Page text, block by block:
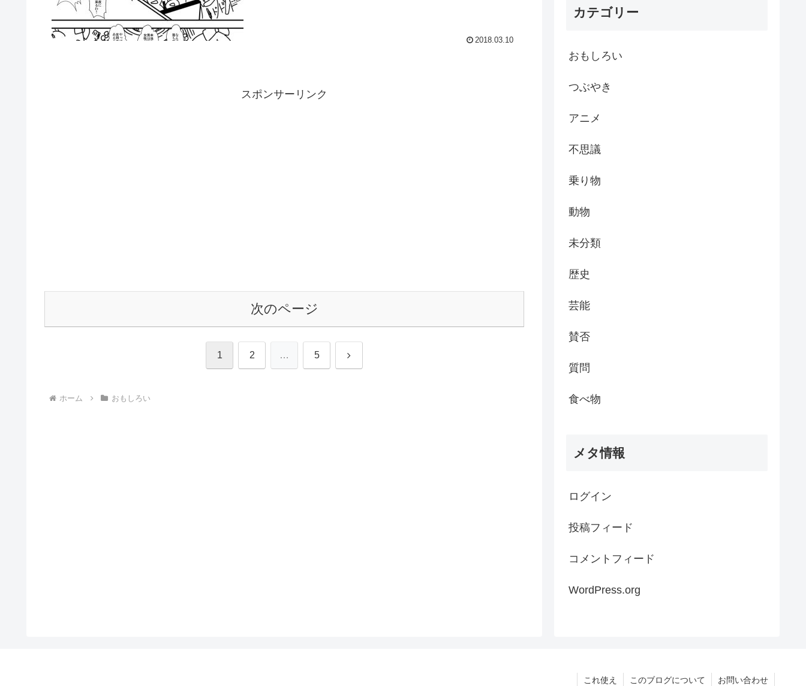
2018.03.10
スポンサーリンク
次のページ
1 2 … 5 次
ホーム おもしろい
カテゴリー
おもしろい
つぶやき
アニメ
不思議
乗り物
動物
未分類
歴史
芸能
賛否
質問
食べ物
メタ情報
ログイン
投稿フィード
コメントフィード
WordPress.org
これ使え このブログについて お問い合わせ